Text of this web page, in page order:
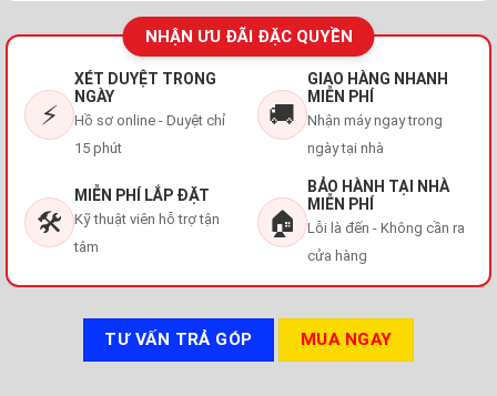
NHẬN ƯU ĐÃI ĐẶC QUYỀN
⚡
XÉT DUYỆT TRONG
NGÀY
Hồ sơ online - Duyệt chỉ
15 phút
🚚
GIAO HÀNG NHANH
MIỄN PHÍ
Nhận máy ngay trong
ngày tại nhà
🛠️
MIỄN PHÍ LẮP ĐẶT
Kỹ thuật viên hỗ trợ tận
tâm
🏠
BẢO HÀNH TẠI NHÀ
MIỄN PHÍ
Lỗi là đến - Không cần ra
cửa hàng
TƯ VẤN TRẢ GÓP MUA NGAY